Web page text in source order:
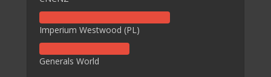
Imperium Westwood (PL)
Generals World